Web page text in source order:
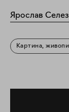
Ярослав
Картина,